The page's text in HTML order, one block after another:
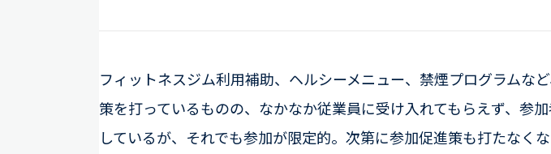
フィットネスジム利用補助、ヘルシーメニュー、禁煙プログラムな
策を打っているものの、なかなか従業員に受け入れてもらえず、参
しているが、それでも参加が限定的。次第に参加促進策も打たなく